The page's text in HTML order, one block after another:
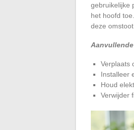
gebruikelijke
het hoofd
deze
Verplaats
Installeer
Houd
Verwijder